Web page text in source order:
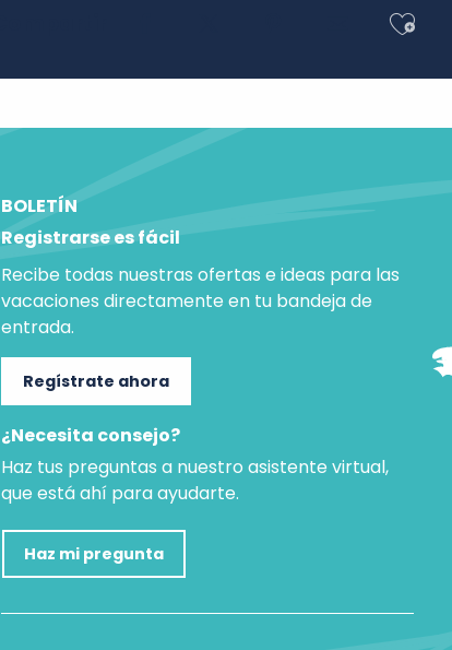
BOLETÍN
Registrarse es fácil
Recibe todas nuestras ofertas e ideas para las
vacaciones directamente en tu bandeja de
entrada.
Regístrate ahora
¿Necesita consejo?
Haz tus preguntas a nuestro asistente virtual,
que está ahí para ayudarte.
Haz mi pregunta